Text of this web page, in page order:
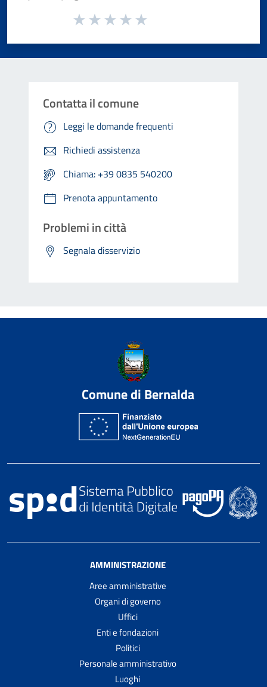
Valuta da 1 a 5 stelle la pagina
Contatta il comune
Leggi le domande frequenti
Richiedi assistenza
Chiama: +39 0835 540200
Prenota appuntamento
Problemi in città
Segnala disservizio
Comune di Bernalda
AMMINISTRAZIONE
Aree amministrative
Organi di governo
Uffici
Enti e fondazioni
Politici
Personale amministrativo
Luoghi